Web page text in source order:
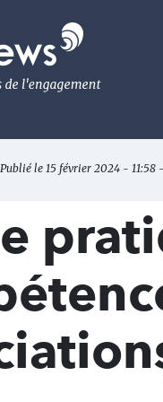
le 15 février 2024 -